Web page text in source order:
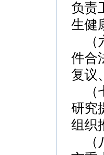
负责
生健
件合
复议
研究
组织